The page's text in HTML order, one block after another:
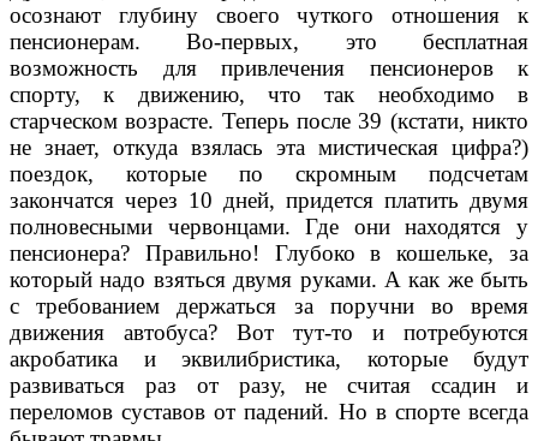
осознают глубину своего чуткого отношения к
пенсионерам. Во-первых, это бесплатная
возможность для привлечения пенсионеров к
спорту, к движению, что так необходимо в
старческом возрасте. Теперь после 39 (кстати, никто
не знает, откуда взялась эта мистическая цифра?)
поездок, которые по скромным подсчетам
закончатся через 10 дней, придется платить двумя
полновесными червонцами. Где они находятся у
пенсионера? Правильно! Глубоко в кошельке, за
который надо взяться двумя руками. А как же быть
с требованием держаться за поручни во время
движения автобуса? Вот тут-то и потребуются
акробатика и эквилибристика, которые будут
развиваться раз от разу, не считая ссадин и
переломов суставов от падений. Но в спорте всегда